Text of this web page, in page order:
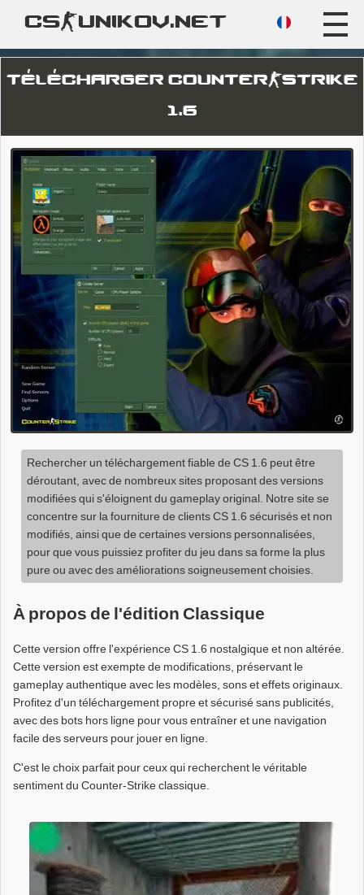
CS-UNIKOV.NET
TÉLÉCHARGER COUNTER-STRIKE
1.6
Rechercher un téléchargement fiable de CS 1.6 peut être
déroutant, avec de nombreux sites proposant des versions
modifiées qui s'éloignent du gameplay original. Notre site se
concentre sur la fourniture de clients CS 1.6 sécurisés et non
modifiés, ainsi que de certaines versions personnalisées,
pour que vous puissiez profiter du jeu dans sa forme la plus
pure ou avec des améliorations soigneusement choisies.
À propos de l'édition Classique
Cette version offre l'expérience CS 1.6 nostalgique et non altérée.
Cette version est exempte de modifications, préservant le
gameplay authentique avec les modèles, sons et effets originaux.
Profitez d'un téléchargement propre et sécurisé sans publicités,
avec des bots hors ligne pour vous entraîner et une navigation
facile des serveurs pour jouer en ligne.
C'est le choix parfait pour ceux qui recherchent le véritable
sentiment du Counter-Strike classique.